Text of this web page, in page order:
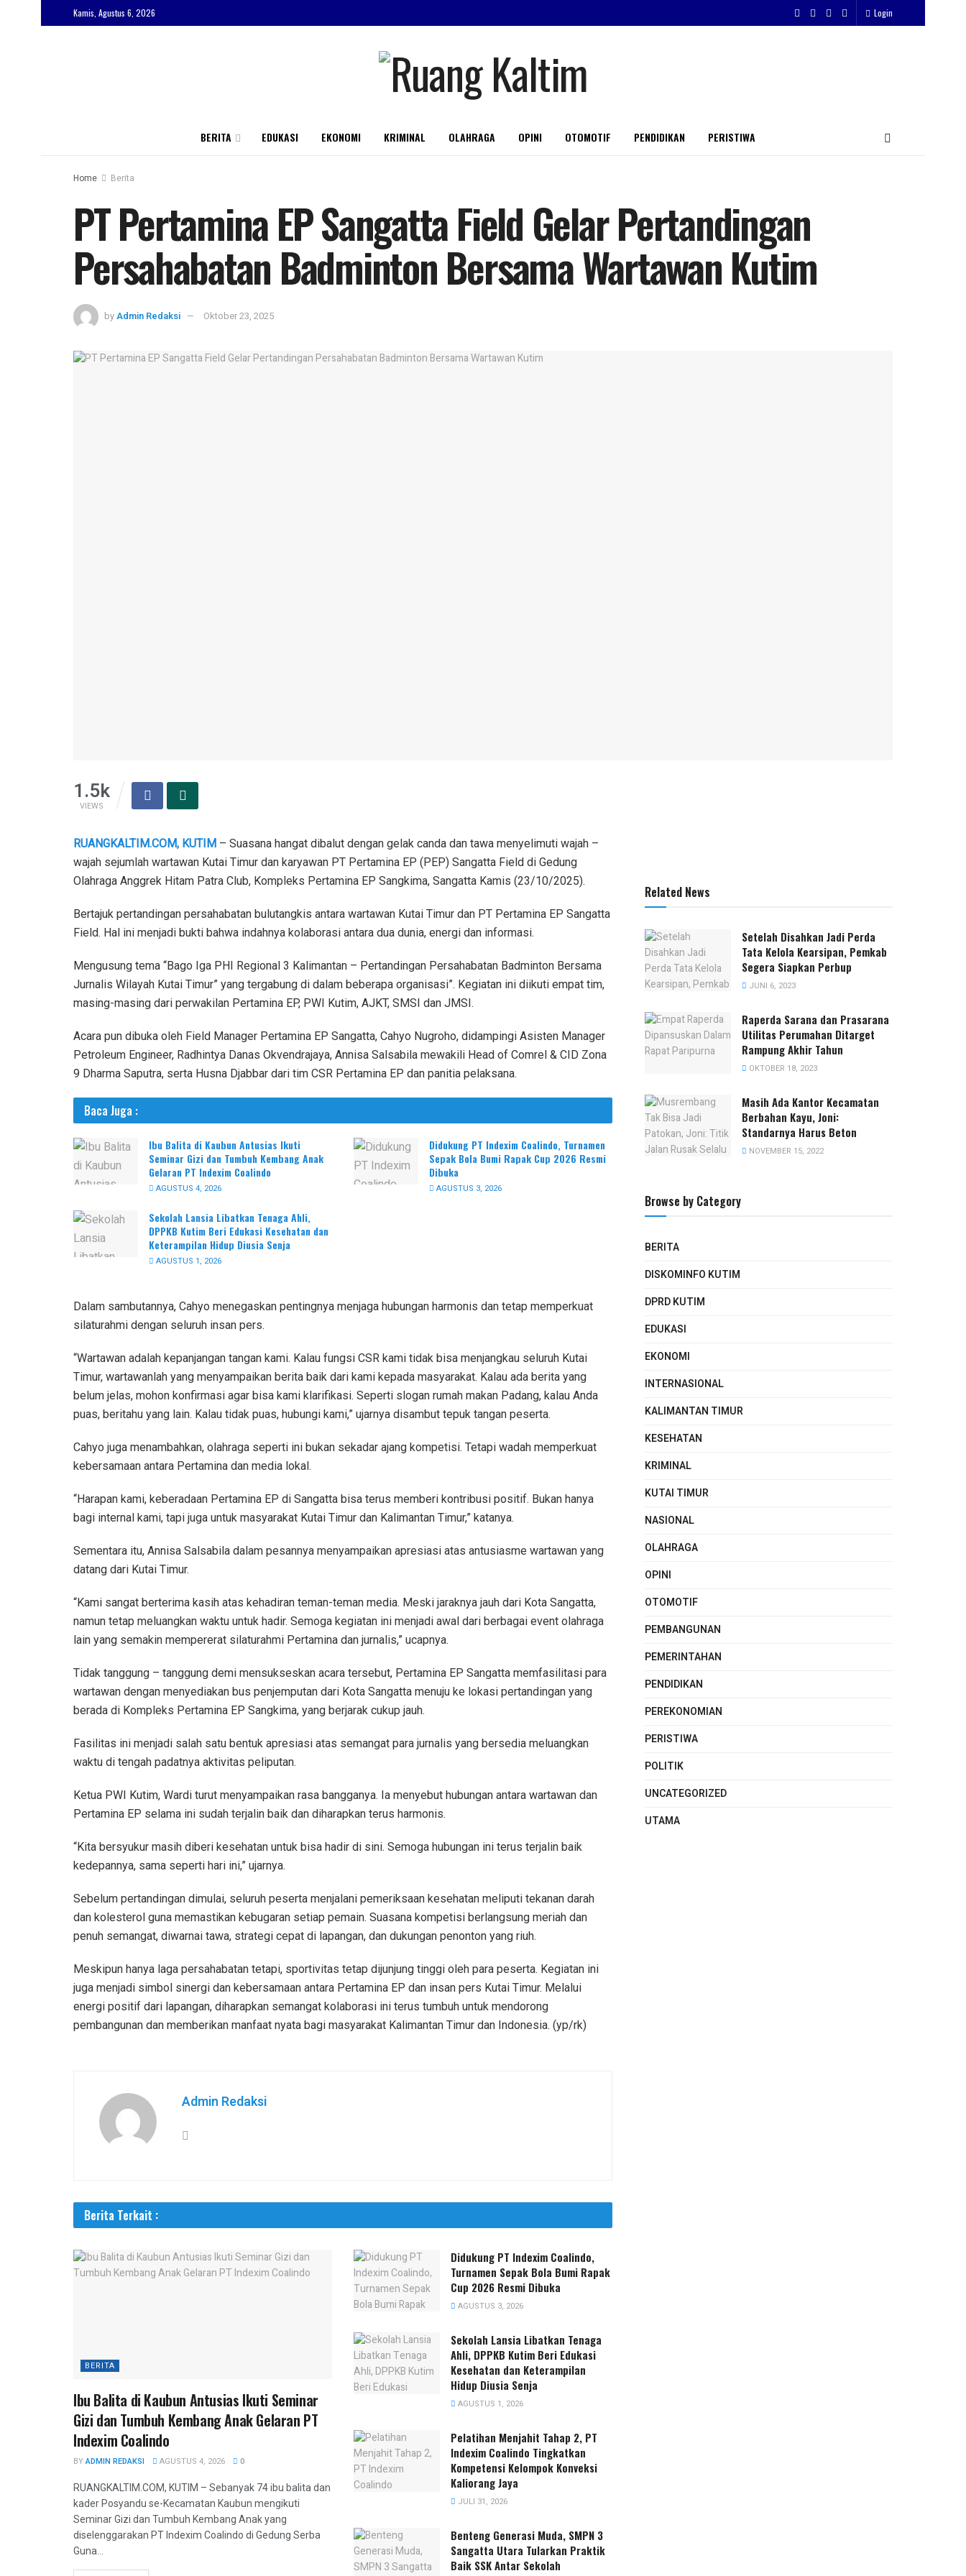
Kamis, Agustus 6, 2026 Login
BERITA EDUKASI EKONOMI KRIMINAL OLAHRAGA OPINI OTOMOTIF PENDIDIKAN PERISTIWA
Home Berita
PT Pertamina EP Sangatta Field Gelar Pertandingan
Persahabatan Badminton Bersama Wartawan Kutim
byAdmin Redaksi Oktober 23, 2025
1.5k
VIEWS
RUANGKALTIM.COM, KUTIM – Suasana hangat dibalut dengan gelak canda dan tawa menyelimuti wajah –
wajah sejumlah wartawan Kutai Timur dan karyawan PT Pertamina EP (PEP) Sangatta Field di Gedung
Olahraga Anggrek Hitam Patra Club, Kompleks Pertamina EP Sangkima, Sangatta Kamis (23/10/2025).
Bertajuk pertandingan persahabatan bulutangkis antara wartawan Kutai Timur dan PT Pertamina EP Sangatta
Field. Hal ini menjadi bukti bahwa indahnya kolaborasi antara dua dunia, energi dan informasi.
Mengusung tema “Bago Iga PHI Regional 3 Kalimantan – Pertandingan Persahabatan Badminton Bersama
Jurnalis Wilayah Kutai Timur” yang tergabung di dalam beberapa organisasi”. Kegiatan ini diikuti empat tim,
masing-masing dari perwakilan Pertamina EP, PWI Kutim, AJKT, SMSI dan JMSI.
Acara pun dibuka oleh Field Manager Pertamina EP Sangatta, Cahyo Nugroho, didampingi Asisten Manager
Petroleum Engineer, Radhintya Danas Okvendrajaya, Annisa Salsabila mewakili Head of Comrel & CID Zona
9 Dharma Saputra, serta Husna Djabbar dari tim CSR Pertamina EP dan panitia pelaksana.
Baca Juga :
Ibu Balita di Kaubun Antusias Ikuti
Seminar Gizi dan Tumbuh Kembang Anak
Gelaran PT Indexim Coalindo
AGUSTUS 4, 2026
Didukung PT Indexim Coalindo, Turnamen
Sepak Bola Bumi Rapak Cup 2026 Resmi
Dibuka
AGUSTUS 3, 2026
Sekolah Lansia Libatkan Tenaga Ahli,
DPPKB Kutim Beri Edukasi Kesehatan dan
Keterampilan Hidup Diusia Senja
AGUSTUS 1, 2026
Dalam sambutannya, Cahyo menegaskan pentingnya menjaga hubungan harmonis dan tetap memperkuat
silaturahmi dengan seluruh insan pers.
“Wartawan adalah kepanjangan tangan kami. Kalau fungsi CSR kami tidak bisa menjangkau seluruh Kutai
Timur, wartawanlah yang menyampaikan berita baik dari kami kepada masyarakat. Kalau ada berita yang
belum jelas, mohon konfirmasi agar bisa kami klarifikasi. Seperti slogan rumah makan Padang, kalau Anda
puas, beritahu yang lain. Kalau tidak puas, hubungi kami,” ujarnya disambut tepuk tangan peserta.
Cahyo juga menambahkan, olahraga seperti ini bukan sekadar ajang kompetisi. Tetapi wadah memperkuat
kebersamaan antara Pertamina dan media lokal.
“Harapan kami, keberadaan Pertamina EP di Sangatta bisa terus memberi kontribusi positif. Bukan hanya
bagi internal kami, tapi juga untuk masyarakat Kutai Timur dan Kalimantan Timur,” katanya.
Sementara itu, Annisa Salsabila dalam pesannya menyampaikan apresiasi atas antusiasme wartawan yang
datang dari Kutai Timur.
“Kami sangat berterima kasih atas kehadiran teman-teman media. Meski jaraknya jauh dari Kota Sangatta,
namun tetap meluangkan waktu untuk hadir. Semoga kegiatan ini menjadi awal dari berbagai event olahraga
lain yang semakin mempererat silaturahmi Pertamina dan jurnalis,” ucapnya.
Tidak tanggung – tanggung demi mensukseskan acara tersebut, Pertamina EP Sangatta memfasilitasi para
wartawan dengan menyediakan bus penjemputan dari Kota Sangatta menuju ke lokasi pertandingan yang
berada di Kompleks Pertamina EP Sangkima, yang berjarak cukup jauh.
Fasilitas ini menjadi salah satu bentuk apresiasi atas semangat para jurnalis yang bersedia meluangkan
waktu di tengah padatnya aktivitas peliputan.
Ketua PWI Kutim, Wardi turut menyampaikan rasa bangganya. Ia menyebut hubungan antara wartawan dan
Pertamina EP selama ini sudah terjalin baik dan diharapkan terus harmonis.
“Kita bersyukur masih diberi kesehatan untuk bisa hadir di sini. Semoga hubungan ini terus terjalin baik
kedepannya, sama seperti hari ini,” ujarnya.
Sebelum pertandingan dimulai, seluruh peserta menjalani pemeriksaan kesehatan meliputi tekanan darah
dan kolesterol guna memastikan kebugaran setiap pemain. Suasana kompetisi berlangsung meriah dan
penuh semangat, diwarnai tawa, strategi cepat di lapangan, dan dukungan penonton yang riuh.
Meskipun hanya laga persahabatan tetapi, sportivitas tetap dijunjung tinggi oleh para peserta. Kegiatan ini
juga menjadi simbol sinergi dan kebersamaan antara Pertamina EP dan insan pers Kutai Timur. Melalui
energi positif dari lapangan, diharapkan semangat kolaborasi ini terus tumbuh untuk mendorong
pembangunan dan memberikan manfaat nyata bagi masyarakat Kalimantan Timur dan Indonesia. (yp/rk)
Admin Redaksi
Berita Terkait :
BERITA
Ibu Balita di Kaubun Antusias Ikuti Seminar
Gizi dan Tumbuh Kembang Anak Gelaran PT
Indexim Coalindo
BYADMIN REDAKSI AGUSTUS 4, 2026 0
RUANGKALTIM.COM, KUTIM – Sebanyak 74 ibu balita dan
kader Posyandu se-Kecamatan Kaubun mengikuti
Seminar Gizi dan Tumbuh Kembang Anak yang
diselenggarakan PT Indexim Coalindo di Gedung Serba
Guna...
Didukung PT Indexim Coalindo,
Turnamen Sepak Bola Bumi Rapak
Cup 2026 Resmi Dibuka
AGUSTUS 3, 2026
Sekolah Lansia Libatkan Tenaga
Ahli, DPPKB Kutim Beri Edukasi
Kesehatan dan Keterampilan
Hidup Diusia Senja
AGUSTUS 1, 2026
Pelatihan Menjahit Tahap 2, PT
Indexim Coalindo Tingkatkan
Kompetensi Kelompok Konveksi
Kaliorang Jaya
JULI 31, 2026
Benteng Generasi Muda, SMPN 3
Sangatta Utara Tularkan Praktik
Baik SSK Antar Sekolah
Related News
Setelah Disahkan Jadi Perda
Tata Kelola Kearsipan, Pemkab
Segera Siapkan Perbup
JUNI 6, 2023
Raperda Sarana dan Prasarana
Utilitas Perumahan Ditarget
Rampung Akhir Tahun
OKTOBER 18, 2023
Masih Ada Kantor Kecamatan
Berbahan Kayu, Joni:
Standarnya Harus Beton
NOVEMBER 15, 2022
Browse by Category
BERITA
DISKOMINFO KUTIM
DPRD KUTIM
EDUKASI
EKONOMI
INTERNASIONAL
KALIMANTAN TIMUR
KESEHATAN
KRIMINAL
KUTAI TIMUR
NASIONAL
OLAHRAGA
OPINI
OTOMOTIF
PEMBANGUNAN
PEMERINTAHAN
PENDIDIKAN
PEREKONOMIAN
PERISTIWA
POLITIK
UNCATEGORIZED
UTAMA